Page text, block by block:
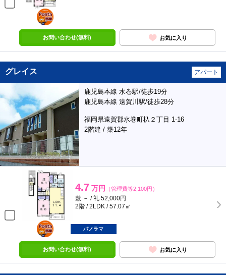
ポンタ
部屋
お問い合わせ(無料) お気に入り
グレイス アパート
鹿児島本線 水巻駅/徒歩19分
鹿児島本線 遠賀川駅/徒歩28分
福岡県遠賀郡水巻町杁２丁目 1-16
2階建 / 築12年
4.7 万円 （管理費等2,100円）
敷 － / 礼 52,000円
2階 / 2LDK / 57.07㎡
ポンタ
部屋
パノラマ
お問い合わせ(無料) お気に入り